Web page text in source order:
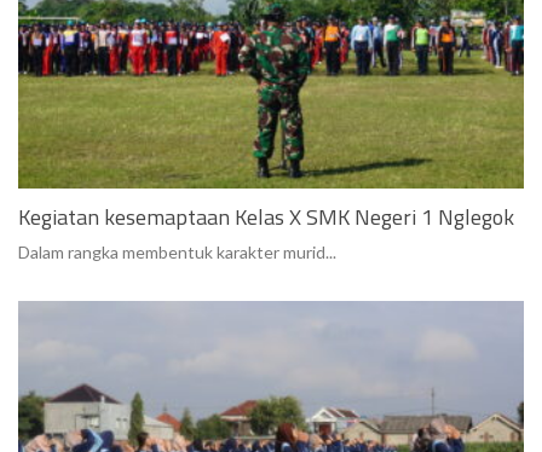
Kegiatan kesemaptaan Kelas X SMK Negeri 1 Nglegok
Dalam rangka membentuk karakter murid...